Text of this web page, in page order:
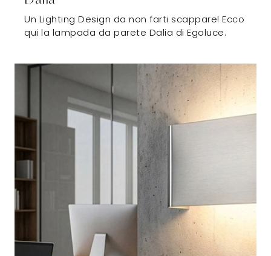
Un Lighting Design da non farti scappare! Ecco
qui la lampada da parete Dalia di Egoluce.